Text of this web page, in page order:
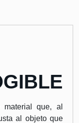
que, al
al objeto que